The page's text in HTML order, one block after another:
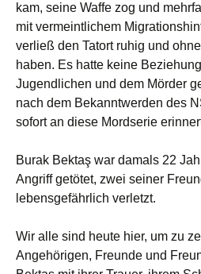
kam, seine Waffe zog und
mit vermeintlichem
verließ den Tatort ruhig und
haben. Es hatte keine
Jugendlichen und dem Mörder
nach dem Bekanntwerden des
sofort an diese Mordserie
Burak Bektaş war damals 22
Angriff getötet, zwei seiner
lebensgefährlich verletzt.
Wir alle sind heute hier, um zu
Angehörigen, Freunde und